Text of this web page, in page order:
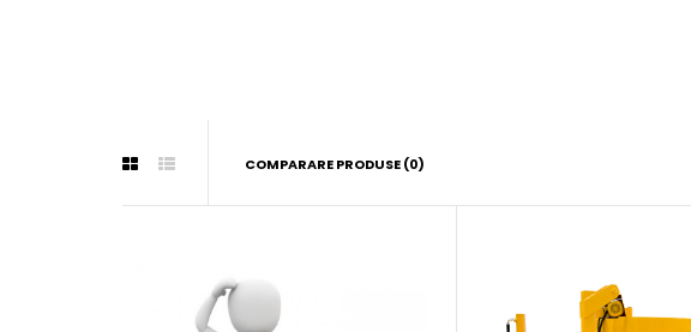
COMPARARE PRODUSE (0)